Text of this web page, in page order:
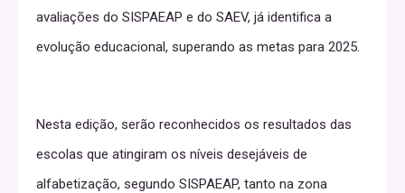
avaliações do SISPAEAP e do SAEV, já identifica a
evolução educacional, superando as metas para 2025.
Nesta edição, serão reconhecidos os resultados das
escolas que atingiram os níveis desejáveis de
alfabetização, segundo SISPAEAP, tanto na zona